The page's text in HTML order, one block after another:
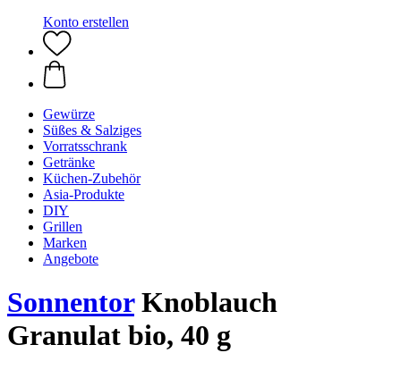
Konto erstellen
Gewürze
Süßes & Salziges
Vorratsschrank
Getränke
Küchen-Zubehör
Asia-Produkte
DIY
Grillen
Marken
Angebote
SonnentorKnoblauch
Granulat bio, 40 g